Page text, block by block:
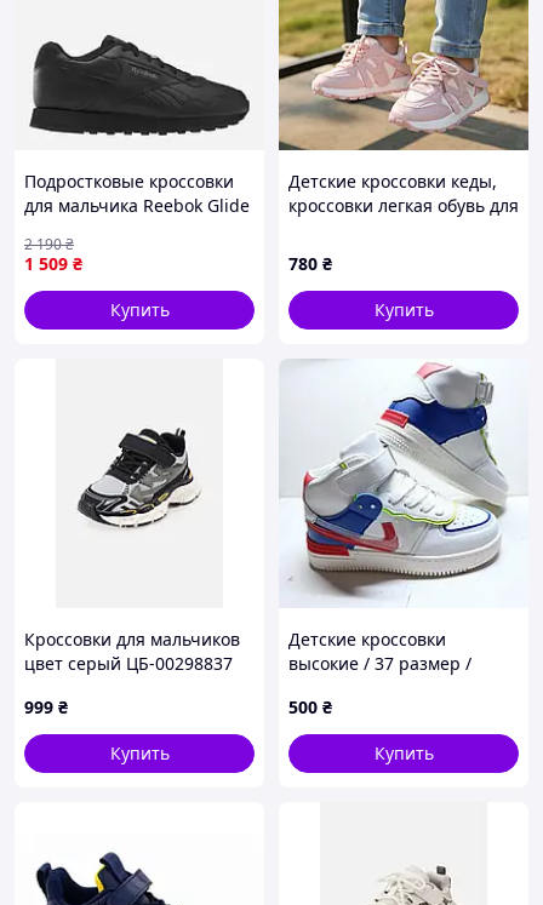
Подростковые кроссовки
для мальчика Reebok Glide
(1200161523946)
1 509 ₴
2 190₴
Купить
Детские кроссовки кеды,
кроссовки легкая обувь для
РАЗМЕРЕ: 21-25
780 ₴
Купить
Кроссовки для мальчиков
цвет серый ЦБ-00298837
999 ₴
Купить
Детские кроссовки
высокие / 37 размер /
осінь демисезонные белые
кроссовки детские для
мальчик
500 ₴
Купить